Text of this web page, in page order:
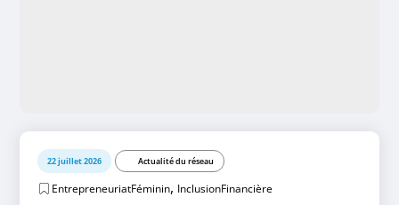
22 juillet 2026 Actualité du réseau
EntrepreneuriatFéminin, InclusionFinancière